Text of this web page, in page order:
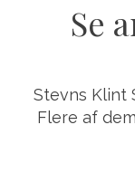
Se
Stevns Klint
Flere af